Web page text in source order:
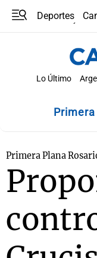
Deportes
Lo Último
Primera Plana